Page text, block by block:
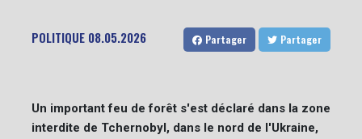
POLITIQUE 08.05.2026 Partager Partager
Un important feu de forêt s'est déclaré dans la zone
interdite de Tchernobyl, dans le nord de l'Ukraine,